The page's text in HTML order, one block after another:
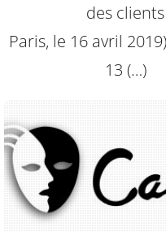
des clients
Paris, le 16 avril
13 (…)